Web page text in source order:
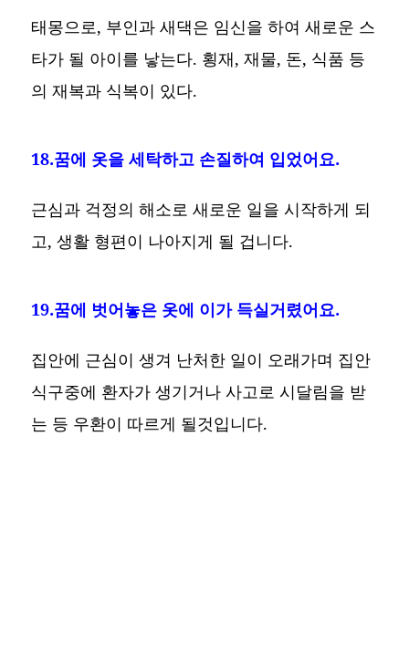
태몽으로, 부인과 새댁은 임신을 하여 새로운 스
타가 될 아이를 낳는다. 횡재, 재물, 돈, 식품 등
의 재복과 식복이 있다.
18.꿈에 옷을 세탁하고 손질하여 입었어요.
근심과 걱정의 해소로 새로운 일을 시작하게 되
고, 생활 형편이 나아지게 될 겁니다.
19.꿈에 벗어놓은 옷에 이가 득실거렸어요.
집안에 근심이 생겨 난처한 일이 오래가며 집안
식구중에 환자가 생기거나 사고로 시달림을 받
는 등 우환이 따르게 될것입니다.